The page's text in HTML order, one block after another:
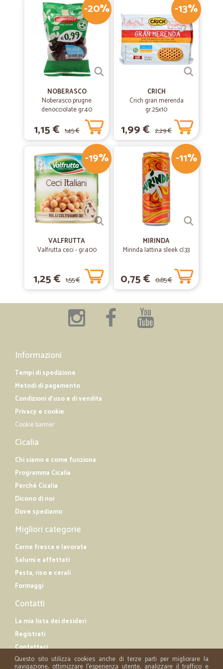
Veloci nella consegna e corretti
08/09/2020
—Italia F.
Precisi e affidabili
Precisi e affidabili. Tutto alla perfezione.
—Giovanni T.
Vasta scelta, spedizione veloce, gradevole sorpresa.
19/12/2019
—Gianfranca O.
Ottima esperienza!
Ottima esperienza!
velocissimi e precisi
Puntuale, preciso e conveniente!
-20%
NOBERASCO
Noberasco prugne
denocciolate gr.40
1,15 € 1,45 €
-13%
CRICH
Crich gran merenda
gr.25x10
1,99 € 2,29 €
-19%
VALFRUTTA
Valfrutta ceci - gr.400
1,25 € 1,55 €
-11%
MIRINDA
Mirinda lattina sleek cl.33
0,75 € 0,85 €
Informazioni
Tempi di spedizione
Metodi di pagamento
Condizioni d'uso e di vendita
Privacy e cookie
Cookie banner
Cicalia
Chi siamo e come funziona
Programma Cicalia
Perché Cicalia
Dicono di noi
Dove spediamo
Migliori categorie
Carne fresca e lavorata
Salumi e affettati
Pasta, riso e cerali
Formaggi
Contatti
La mia lista dei desideri
Registrati
Contattaci
Questo sito utilizza cookies anche di terze parti per migliorare la
navigazione, ottimizzare l'esperienza utente, analizzare il traffico e